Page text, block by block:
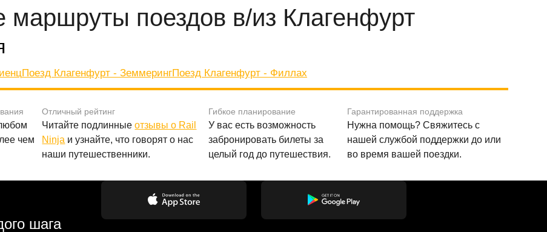
маршруты поездов в/из Клагенфурт
Поезд Клагенфурт - ЗеммерингПоезд Клагенфурт - Филлах
чем
Отличный рейтинг
Читайте подлинныеотзывы о Rail
Ninja и узнайте, что говорят о нас
наши путешественники.
Гибкое планирование
У вас есть возможность
забронировать билеты за
целый год до путешествия.
Гарантированная поддержка
Нужна помощь? Свяжитесь с
нашей службой поддержки до или
во время вашей поездки.
шага